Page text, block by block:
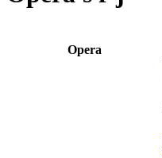
Opera